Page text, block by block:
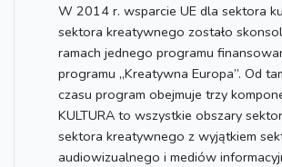
W 2014 r. wsparcie UE dla sektora
sektora kreatywnego zostało
ramach jednego programu
programu „Kreatywna Europa”. Od
czasu program obejmuje trzy
KULTURA to wszystkie obszary
sektora kreatywnego z wyjątkiem
audiowizualnego i mediów